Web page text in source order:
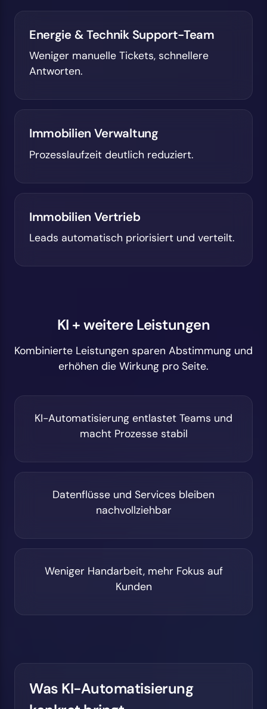
Energie & Technik Support-Team
Weniger manuelle Tickets, schnellere
Antworten.
Immobilien Verwaltung
Prozesslaufzeit deutlich reduziert.
Immobilien Vertrieb
Leads automatisch priorisiert und verteilt.
KI + weitere Leistungen
Kombinierte Leistungen sparen Abstimmung und
erhöhen die Wirkung pro Seite.
KI-Automatisierung entlastet Teams und
macht Prozesse stabil
Datenflüsse und Services bleiben
nachvollziehbar
Weniger Handarbeit, mehr Fokus auf
Kunden
Was KI-Automatisierung